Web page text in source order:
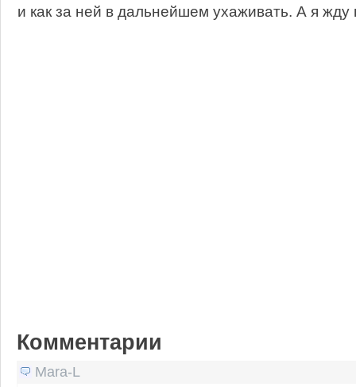
и как за ней в дальнейшем ухаживать. А я жду
Комментарии
Mara-L